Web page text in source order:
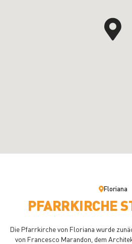
Floriana
PFARRKIRCHE
Die Pfarrkirche von Floriana wurde
von Francesco Marandon, dem